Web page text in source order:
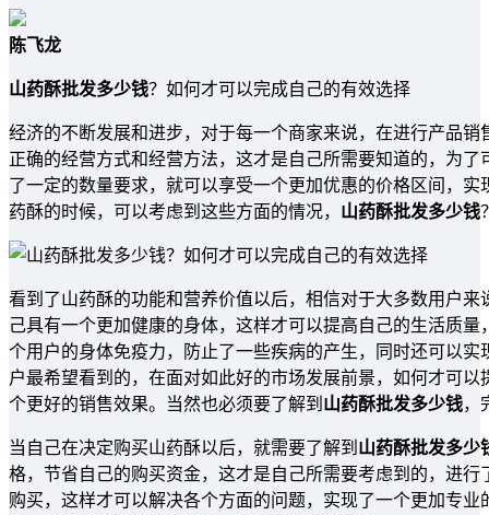
陈飞龙
山药酥批发多少钱？如何才可以完成自己的有效选择
经济的不断发展和进步，对于每一个商家来说，在进行产品
正确的经营方式和经营方法，这才是自己所需要知道的，为
了一定的数量要求，就可以享受一个更加优惠的价格区间，
药酥的时候，可以考虑到这些方面的情况， 山药酥批发多少钱
看到了山药酥的功能和营养价值以后，相信对于大多数用户
己具有一个更加健康的身体，这样才可以提高自己的生活质
个用户的身体免疫力，防止了一些疾病的产生，同时还可以
户最希望看到的，在面对如此好的市场发展前景，如何才可
个更好的销售效果。当然也必须要了解到 山药酥批发多少钱，
当自己在决定购买山药酥以后，就需要了解到 山药酥批发多少
格，节省自己的购买资金，这才是自己所需要考虑到的，进
购买，这样才可以解决各个方面的问题，实现了一个更加专